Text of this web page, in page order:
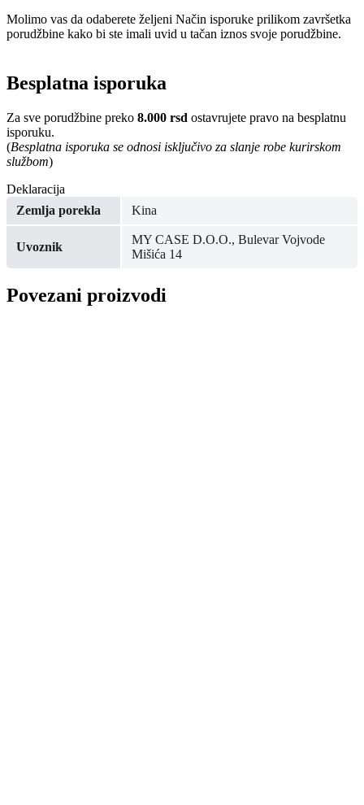
Molimo vas da odaberete željeni Način isporuke prilikom završetka
porudžbine kako bi ste imali uvid u tačan iznos svoje porudžbine.
Besplatna isporuka
Za sve porudžbine preko 8.000 rsd ostavrujete pravo na besplatnu
isporuku.
(Besplatna isporuka se odnosi isključivo za slanje robe kurirskom
službom)
Deklaracija
Zemlja porekla
Kina
Uvoznik
MY CASE D.O.O., Bulevar Vojvode
Mišića 14
Povezani proizvodi